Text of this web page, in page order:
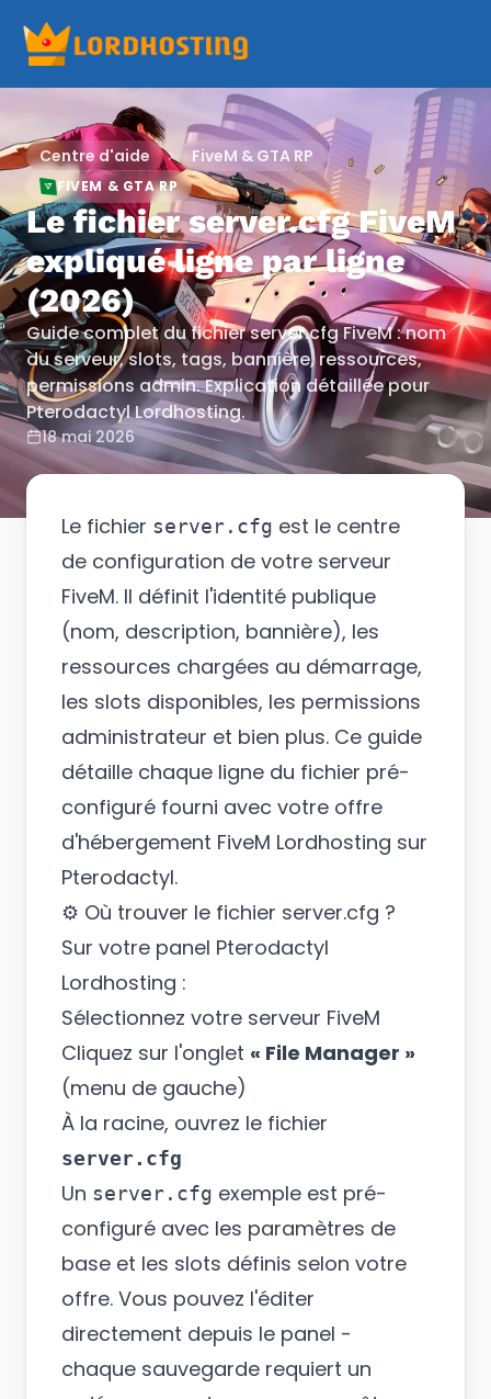
Centre d'aide FiveM & GTA RP
FIVEM & GTA RP
Le fichier server.cfg FiveM
expliqué ligne par ligne
(2026)
Guide complet du fichier server.cfg FiveM : nom
du serveur, slots, tags, bannière, ressources,
permissions admin. Explication détaillée pour
Pterodactyl Lordhosting.
18 mai 2026
Le fichier server.cfg est le centre
de configuration de votre serveur
FiveM. Il définit l'identité publique
(nom, description, bannière), les
ressources chargées au démarrage,
les slots disponibles, les permissions
administrateur et bien plus. Ce guide
détaille chaque ligne du fichier pré-
configuré fourni avec votre offre
d'hébergement FiveM Lordhosting sur
Pterodactyl.
⚙️ Où trouver le fichier server.cfg ?
Sur votre panel Pterodactyl
Lordhosting :
Sélectionnez votre serveur FiveM
Cliquez sur l'onglet « File Manager »
(menu de gauche)
À la racine, ouvrez le fichier
server.cfg
Un server.cfg exemple est pré-
configuré avec les paramètres de
base et les slots définis selon votre
offre. Vous pouvez l'éditer
directement depuis le panel -
chaque sauvegarde requiert un